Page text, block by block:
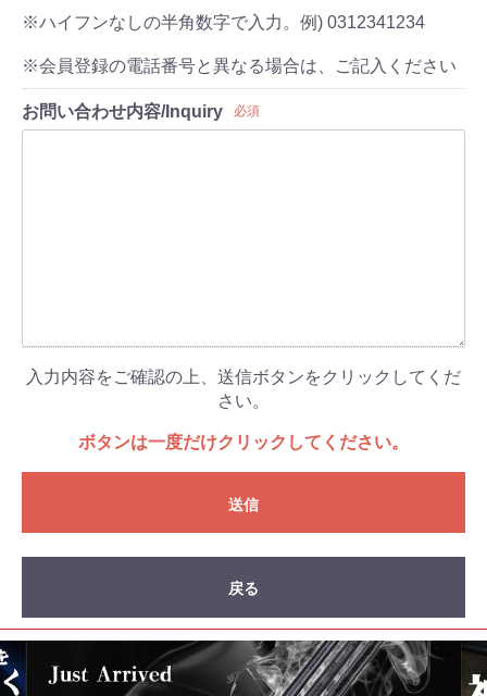
※ハイフンなしの半角数字で入力。例) 0312341234
※会員登録の電話番号と異なる場合は、ご記入ください
お問い合わせ内容/Inquiry 必須
入力内容をご確認の上、送信ボタンをクリックしてくだ
さい。
ボタンは一度だけクリックしてください。
送信
戻る